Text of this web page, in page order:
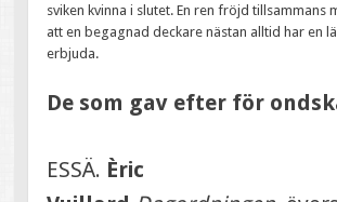
sviken kvinna i slutet. En ren fröjd tillsammans
att en begagnad deckare nästan alltid har en
erbjuda.
De som gav efter för
ESSÄ. Èric